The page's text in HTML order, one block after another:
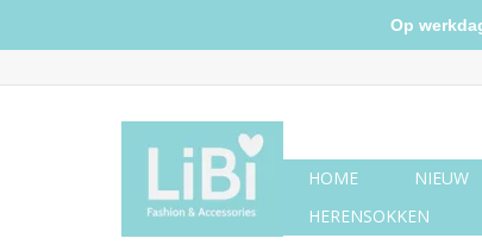
HOME NIEUW
HERENSOKKEN
Op